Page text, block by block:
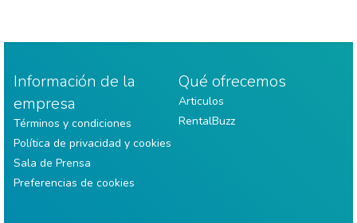
Información de la
empresa
Términos y condiciones
Política de privacidad y cookies
Sala de Prensa
Preferencias de cookies
Qué ofrecemos
Articulos
RentalBuzz